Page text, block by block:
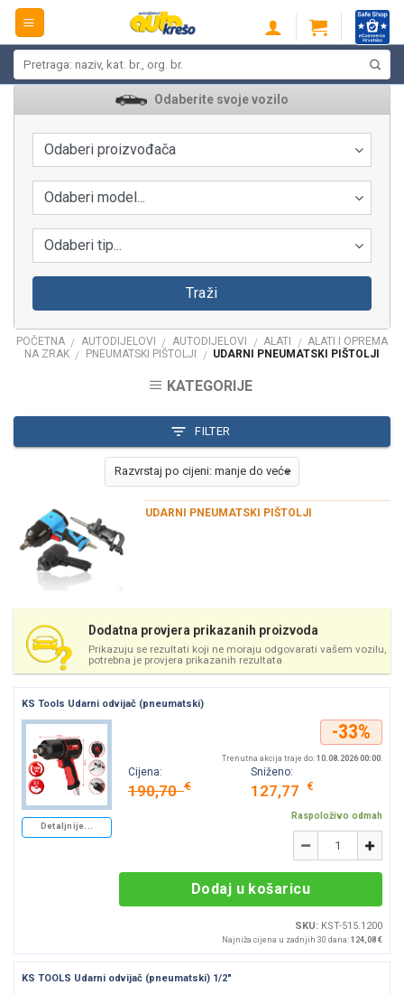
Skip
content
Odaberite svoje vozilo
Odaberi proizvođača
Odaberi model...
Odaberi tip...
Traži
POČETNA / AUTODIJELOVI / AUTODIJELOVI / ALATI / ALATI I OPREMA
NA ZRAK / PNEUMATSKI PIŠTOLJI / UDARNI PNEUMATSKI PIŠTOLJI
KATEGORIJE
FILTER
UDARNI PNEUMATSKI PIŠTOLJI
Dodatna provjera prikazanih proizvoda
Prikazuju se rezultati koji ne moraju odgovarati vašem vozilu,
potrebna je provjera prikazanih rezultata
Detaljnije...
KS Tools Udarni odvijač (pneumatski)
-33%
Trenutna akcija traje do: 10.08.2026 00:00.
Cijena:
190,70€
Sniženo:
127,77 €
Raspoloživo odmah
- +
Dodaj u košaricu
SKU: KST-515.1200
Najniža cijena u zadnjih 30 dana: 124,08 €
KS TOOLS Udarni odvijač (pneumatski) 1/2″